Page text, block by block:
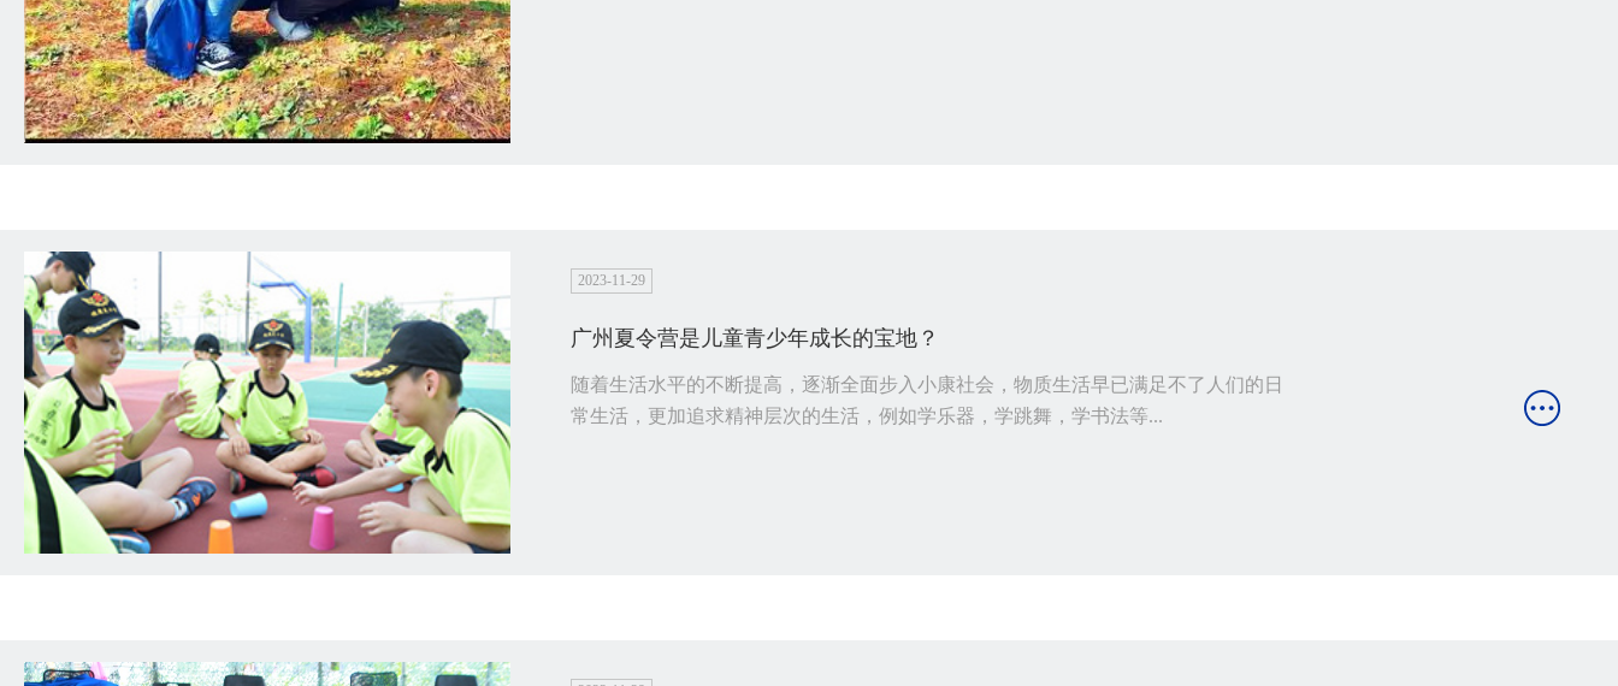
2023-11-29
广州夏令营是儿童青少年成长的宝地？
随着生活水平的不断提高，逐渐全面步入小康社会，物质生活早已满足不了人们的日
常生活，更加追求精神层次的生活，例如学乐器，学跳舞，学书法等...